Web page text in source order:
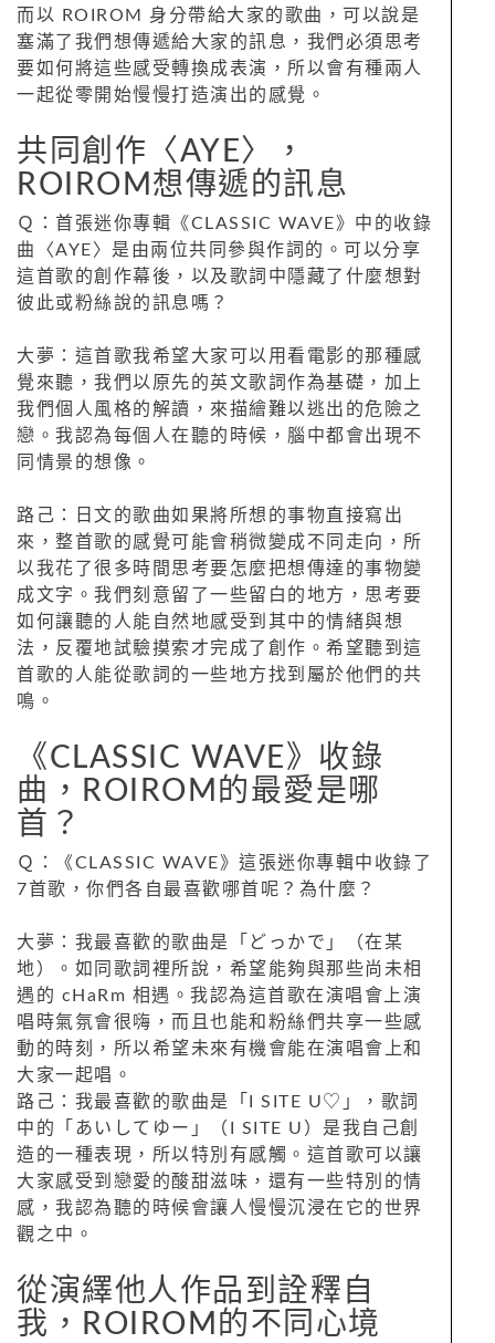
而以 ROIROM 身分帶給大家的歌曲，可以說是
塞滿了我們想傳遞給大家的訊息，我們必須思考
要如何將這些感受轉換成表演，所以會有種兩人
一起從零開始慢慢打造演出的感覺。
共同創作〈AYE〉，
ROIROM想傳遞的訊息
Ｑ：首張迷你專輯《CLASSIC WAVE》中的收錄
曲〈AYE〉是由兩位共同參與作詞的。可以分享
這首歌的創作幕後，以及歌詞中隱藏了什麼想對
彼此或粉絲說的訊息嗎？
大夢：這首歌我希望大家可以用看電影的那種感
覺來聽，我們以原先的英文歌詞作為基礎，加上
我們個人風格的解讀，來描繪難以逃出的危險之
戀。我認為每個人在聽的時候，腦中都會出現不
同情景的想像。
路己：日文的歌曲如果將所想的事物直接寫出
來，整首歌的感覺可能會稍微變成不同走向，所
以我花了很多時間思考要怎麼把想傳達的事物變
成文字。我們刻意留了一些留白的地方，思考要
如何讓聽的人能自然地感受到其中的情緒與想
法，反覆地試驗摸索才完成了創作。希望聽到這
首歌的人能從歌詞的一些地方找到屬於他們的共
鳴。
《CLASSIC WAVE》收錄
曲，ROIROM的最愛是哪
首？
Ｑ：《CLASSIC WAVE》這張迷你專輯中收錄了
7首歌，你們各自最喜歡哪首呢？為什麼？
大夢：我最喜歡的歌曲是「どっかで」（在某
地）。如同歌詞裡所說，希望能夠與那些尚未相
遇的 cHaRm 相遇。我認為這首歌在演唱會上演
唱時氣氛會很嗨，而且也能和粉絲們共享一些感
動的時刻，所以希望未來有機會能在演唱會上和
大家一起唱。
路己：我最喜歡的歌曲是「I SITE U♡」，歌詞
中的「あいしてゆー」（I SITE U）是我自己創
造的一種表現，所以特別有感觸。這首歌可以讓
大家感受到戀愛的酸甜滋味，還有一些特別的情
感，我認為聽的時候會讓人慢慢沉浸在它的世界
觀之中。
從演繹他人作品到詮釋自
我，ROIROM的不同心境